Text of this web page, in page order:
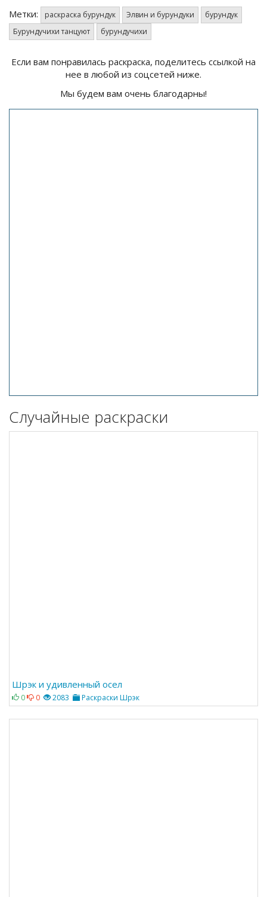
Метки:
раскраска бурундук Элвин и бурундуки
бурундук
Бурундучихи танцуют
бурундучихи
Если вам понравилась раскраска, поделитесь ссылкой на
нее в любой из соцсетей ниже.
Мы будем вам очень благодарны!
Случайные раскраски
Шрэк и удивленный осел
0 0 2083 Раскраски Шрэк